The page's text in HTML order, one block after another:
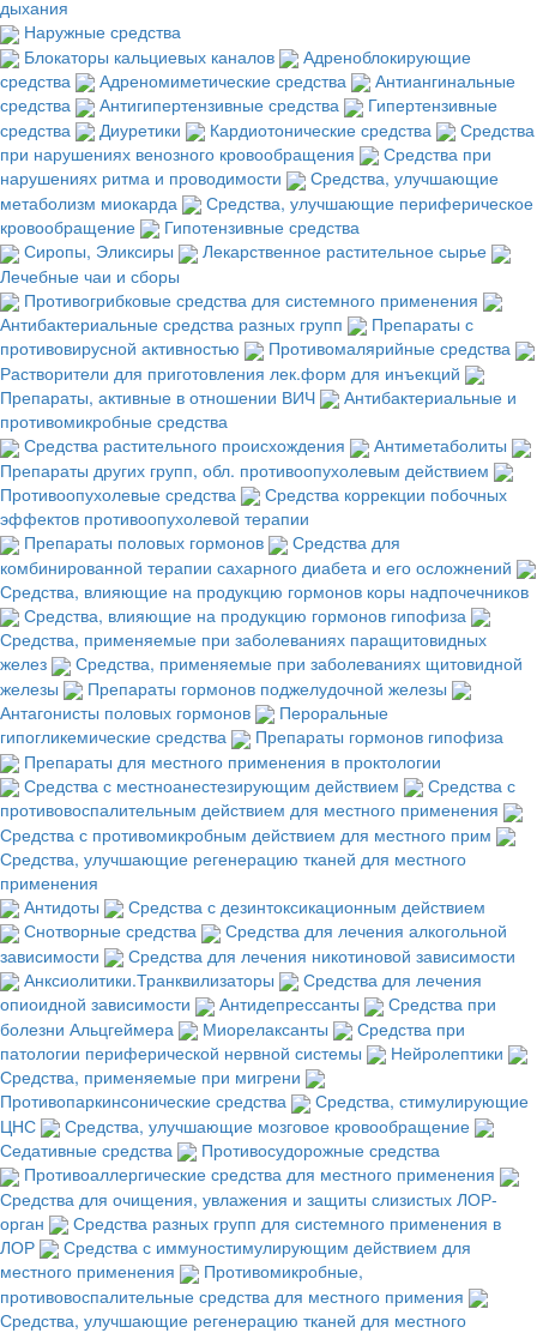
дыхания
Наружные средства
Блокаторы кальциевых каналов
Адреноблокирующие
средства
Адреномиметические средства
Антиангинальные
средства
Антигипертензивные средства
Гипертензивные
средства
Диуретики Кардиотонические средства
Средства
при нарушениях венозного кровообращения
Средства при
нарушениях ритма и проводимости
Средства, улучшающие
метаболизм миокарда
Средства, улучшающие периферическое
кровообращение
Гипотензивные средства
Сиропы, Эликсиры
Лекарственное растительное сырье
Лечебные чаи и сборы
Противогрибковые средства для системного применения
Антибактериальные средства разных групп
Препараты с
противовирусной активностью
Противомалярийные средства
Растворители для приготовления лек.форм для инъекций
Препараты, активные в отношении ВИЧ
Антибактериальные и
противомикробные средства
Средства растительного происхождения
Антиметаболиты
Препараты других групп, обл. противоопухолевым действием
Противоопухолевые средства
Средства коррекции побочных
эффектов противоопухолевой терапии
Препараты половых гормонов
Средства для
комбинированной терапии сахарного диабета и его осложнений
Средства, влияющие на продукцию гормонов коры надпочечников
Средства, влияющие на продукцию гормонов гипофиза
Средства, применяемые при заболеваниях паращитовидных
желез
Средства, применяемые при заболеваниях щитовидной
железы
Препараты гормонов поджелудочной железы
Антагонисты половых гормонов
Пероральные
гипогликемические средства
Препараты гормонов гипофиза
Препараты для местного применения в проктологии
Средства с местноанестезирующим действием
Средства с
противовоспалительным действием для местного применения
Средства с противомикробным действием для местного прим
Средства, улучшающие регенерацию тканей для местного
применения
Антидоты
Средства с дезинтоксикационным действием
Снотворные средства
Средства для лечения алкогольной
зависимости
Средства для лечения никотиновой зависимости
Анксиолитики.Транквилизаторы
Средства для лечения
опиоидной зависимости
Антидепрессанты
Средства при
болезни Альцгеймера
Миорелаксанты
Средства при
патологии периферической нервной системы
Нейролептики
Средства, применяемые при мигрени
Противопаркинсонические средства
Средства, стимулирующие
ЦНС
Средства, улучшающие мозговое кровообращение
Седативные средства
Противосудорожные средства
Противоаллергические средства для местного применения
Средства для очищения, увлажения и защиты слизистых ЛОР-
орган
Средства разных групп для системного применения в
ЛОР
Средства с иммуностимулирующим действием для
местного применения
Противомикробные,
противовоспалительные средства для местного примения
Средства, улучшающие регенерацию тканей для местного